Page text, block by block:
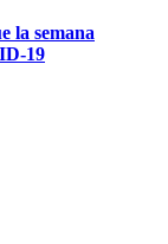
la semana
19